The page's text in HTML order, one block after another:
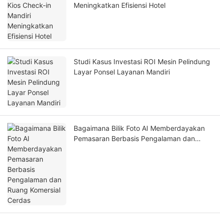
Meningkatkan Efisiensi Hotel
Studi Kasus Investasi ROI Mesin Pelindung
Layar Ponsel Layanan Mandiri
Bagaimana Bilik Foto AI Memberdayakan
Pemasaran Berbasis Pengalaman dan